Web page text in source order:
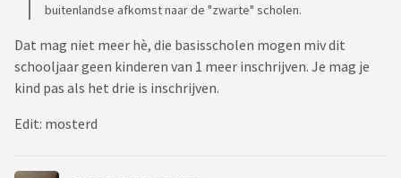
buitenlandse afkomst naar de "zwarte" scholen.
Dat mag niet meer hè, die basisscholen mogen miv dit
schooljaar geen kinderen van 1 meer inschrijven. Je mag je
kind pas als het drie is inschrijven.
Edit: mosterd